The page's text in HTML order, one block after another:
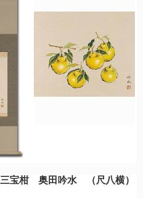
三宝柑 奥田吟水 （尺八横）